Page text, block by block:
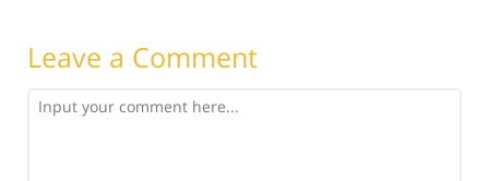
Leave a Comment